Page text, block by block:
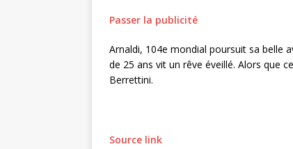
Passer la publicité
Arnaldi, 104e mondial poursuit sa belle
de 25 ans vit un rêve éveillé. Alors que
Berrettini.
Source link